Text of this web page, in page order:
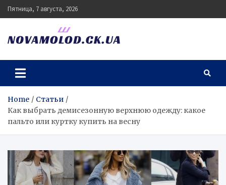
Skip
to
Пятница, 7 августа, 2026
novamolod.ck.ua
Home
Статьи
Как выбрать демисезонную верхнюю одежду: какое
пальто или куртку купить на весну